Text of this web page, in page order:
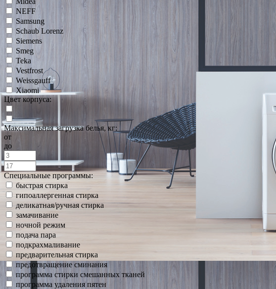
NEFF
Samsung
Schaub Lorenz
Siemens
Smeg
Teka
Vestfrost
Weissgauff
Xiaomi
Цвет корпуса:
Максимальная загрузка белья, кг:
от
до
Специальные программы:
быстрая стирка
гипоаллергенная стирка
деликатная/ручная стирка
замачивание
ночной режим
подача пара
подкрахмаливание
предварительная стирка
предотвращение сминания
программа стирки смешанных тканей
программа удаления пятен